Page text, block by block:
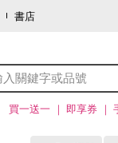
書店
買一送一 即享券